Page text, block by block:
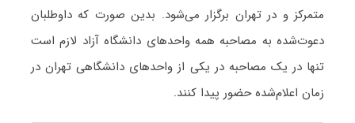
متمرکز و در تهران برگزار می‌شود. بدین صورت که داوطلبان
دعوت‌شده به مصاحبه همه واحدهای دانشگاه آزاد لازم است
تنها در یک مصاحبه در یکی از واحدهای دانشگاهی تهران در
زمان اعلام‌شده حضور پیدا کنند.